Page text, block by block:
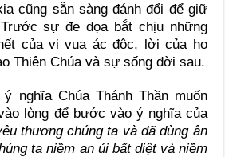
cũng sẵn sàng đánh đổi để giữ
sự đe dọa bắt chịu những
của vị vua ác độc, lời của họ
Thiên Chúa và sự sống đời sau.
nghĩa Chúa Thánh Thần muốn
lòng để bước vào ý nghĩa của
thương chúng ta và đã dùng ân
ta niềm an ủi bất diệt và niềm